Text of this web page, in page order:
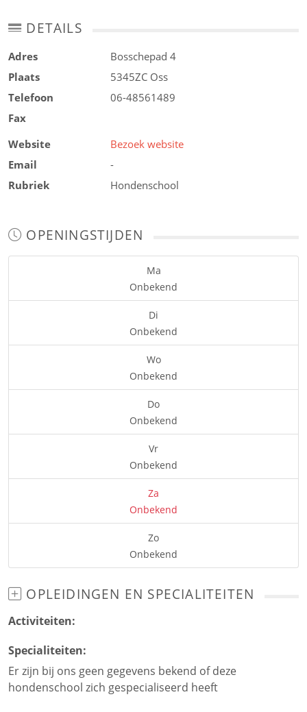
DETAILS
Adres
Bosschepad 4
Plaats
5345ZC Oss
Telefoon
06-48561489
Fax
Website
Bezoek website
Email
-
Rubriek
Hondenschool
OPENINGSTIJDEN
Ma
Onbekend
Di
Onbekend
Wo
Onbekend
Do
Onbekend
Vr
Onbekend
Za
Onbekend
Zo
Onbekend
OPLEIDINGEN EN SPECIALITEITEN
Activiteiten:
Specialiteiten:
Er zijn bij ons geen gegevens bekend of deze
hondenschool zich gespecialiseerd heeft